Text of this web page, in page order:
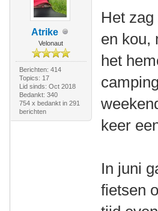
Atrike
Velonaut
Berichten: 414
Topics: 17
Lid sinds: Oct 2018
Bedankt: 340
754 x bedankt in 291
berichten
Het
en kou,
het
keer
In juni
fietsen